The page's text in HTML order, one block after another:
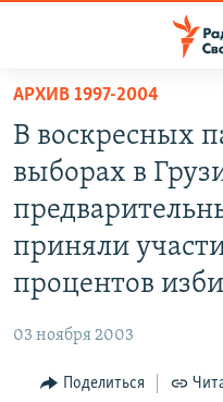
упрощенного
доступа
Вернуться
основному
содержанию
Вернутся
главной
навигации
Вернутся
ПОДКАСТЫ
АВТОРСКИЕ ПРОЕКТЫ
МНЕНИЯ
IDEL.РЕАЛИИ
КАВКАЗ.РЕАЛИИ
АРХИВ 1997-2004
В воскресных
выборах в
приняли
процентов
03 ноября 2003
Поделиться